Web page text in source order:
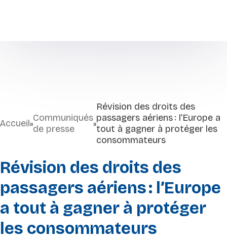
Accueil»Communiqués
de presse
»
Révision des droits des
passagers aériens : l’Europe a
tout à gagner à protéger les
consommateurs
Révision des droits des
passagers aériens : l’Europe
a tout à gagner à protéger
les consommateurs